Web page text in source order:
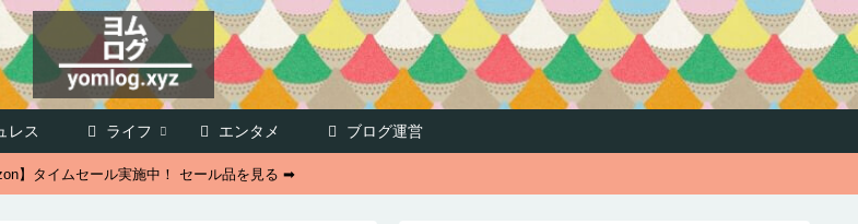
レス ライフ エンタメ ブログ運営
】タイムセール実施中！ セール品を見る ➡